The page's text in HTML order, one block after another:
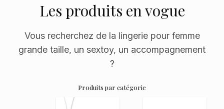
Les produits en vogue
Vous recherchez de la lingerie pour femme
grande taille, un sextoy, un accompagnement
?
Produits par catégorie